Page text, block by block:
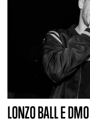
LONZO BALL E